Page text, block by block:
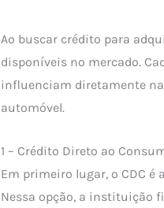
Ao buscar crédito para
disponíveis no mercado.
influenciam diretamente
automóvel.
1 – Crédito Direto ao
Em primeiro lugar, o CDC
Nessa opção, a instituição